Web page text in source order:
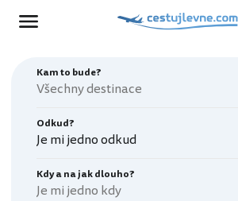
Kam to bude?
Odkud?
Je mi jedno odkud
Kdy a na jak dlouho?
Je mi jedno kdy